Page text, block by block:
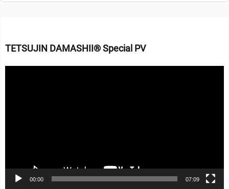
TETSUJIN DAMASHII® Special PV
00:00 07:09